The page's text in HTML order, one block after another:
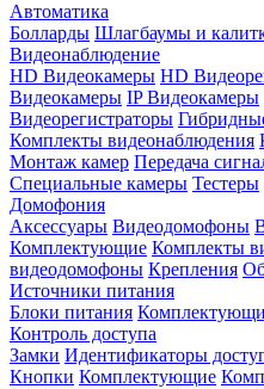
Автоматика
Болларды Шлагбаумы и
Видеонаблюдение
HD Видеокамеры HD
Видеокамеры IP Видеокамеры
Видеорегистраторы
Комплекты видеонаблюдения
Монтаж камер Передача
Специальные камеры Тестеры
Домофония
Аксессуары Видеодомофоны
Комплектующие Комплекты
видеодомофоны Крепления
Источники питания
Блоки питания
Контроль доступа
Замки Идентификаторы
Кнопки Комплектующие